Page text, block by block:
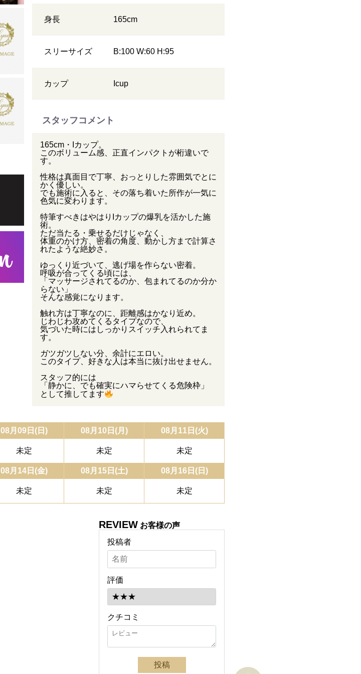
身長 165cm
スリーサイズ B:100 W:60 H:95
カップ cup
スタッフコメント
165cm・Iカップ。
このボリューム感、正直インパクトが桁違いで
す。
性格は真面目で丁寧、おっとりした雰囲気でとに
かく優しい。
でも施術に入ると、その落ち着いた所作が一気に
色気に変わります。
特筆すべきはやはりIカップの爆乳を活かした施
術。
ただ当たる・乗せるだけじゃなく、
体重のかけ方、密着の角度、動かし方まで計算さ
れたような絶妙さ。
ゆっくり近づいて、逃げ場を作らない密着。
呼吸が合ってくる頃には、
「マッサージされてるのか、包まれてるのか分か
らない」
そんな感覚になります。
触れ方は丁寧なのに、距離感はかなり近め。
じわじわ攻めてくるタイプなので、
気づいた時にはしっかりスイッチ入れられてま
す。
ガツガツしない分、余計にエロい。
このタイプ、好きな人は本当に抜け出せません。
スタッフ的には
「静かに、でも確実にハマらせてくる危険枠」
として推してます
08月09日(日) 08月10日(月) 08月11日(火)
未定 未定 未定
08月14日(金) 08月15日(土) 08月16日(日)
未定 未定 未定
REVIEW お客様の声
投稿者
評価
クチコミ
投稿